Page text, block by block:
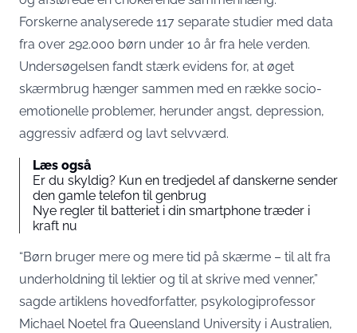
Forskerne analyserede 117 separate studier med data
fra over 292.000 børn under 10 år fra hele verden.
Undersøgelsen fandt stærk evidens for, at øget
skærmbrug hænger sammen med en række socio-
emotionelle problemer, herunder angst, depression,
aggressiv adfærd og lavt selvværd.
Læs også
Er du skyldig? Kun en tredjedel af danskerne sender
den gamle telefon til genbrug
Nye regler til batteriet i din smartphone træder i
kraft nu
“Børn bruger mere og mere tid på skærme – til alt fra
underholdning til lektier og til at skrive med venner,”
sagde artiklens hovedforfatter, psykologiprofessor
Michael Noetel fra Queensland University i Australien,